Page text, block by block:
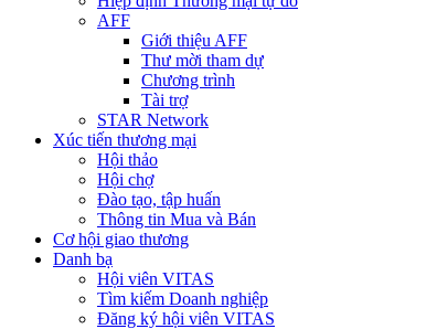
AFF
Giới thiệu AFF
Thư mời tham dự
Chương trình
Tài trợ
STAR Network
Xúc tiến thương mại
Hội thảo
Hội chợ
Đào tạo, tập huấn
Thông tin Mua và Bán
Cơ hội giao thương
Danh bạ
Hội viên VITAS
Tìm kiếm Doanh nghiệp
Đăng ký hội viên VITAS